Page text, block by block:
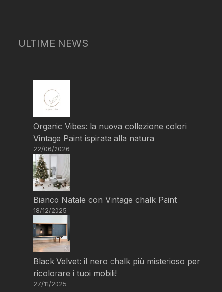
ULTIME NEWS
Organic Vibes: la nuova collezione colori
Vintage Paint ispirata alla natura
22/06/2026
Bianco Natale con Vintage chalk Paint
18/12/2025
Black Velvet: il nero chalk più misterioso per
ricolorare i tuoi mobili!
27/11/2025